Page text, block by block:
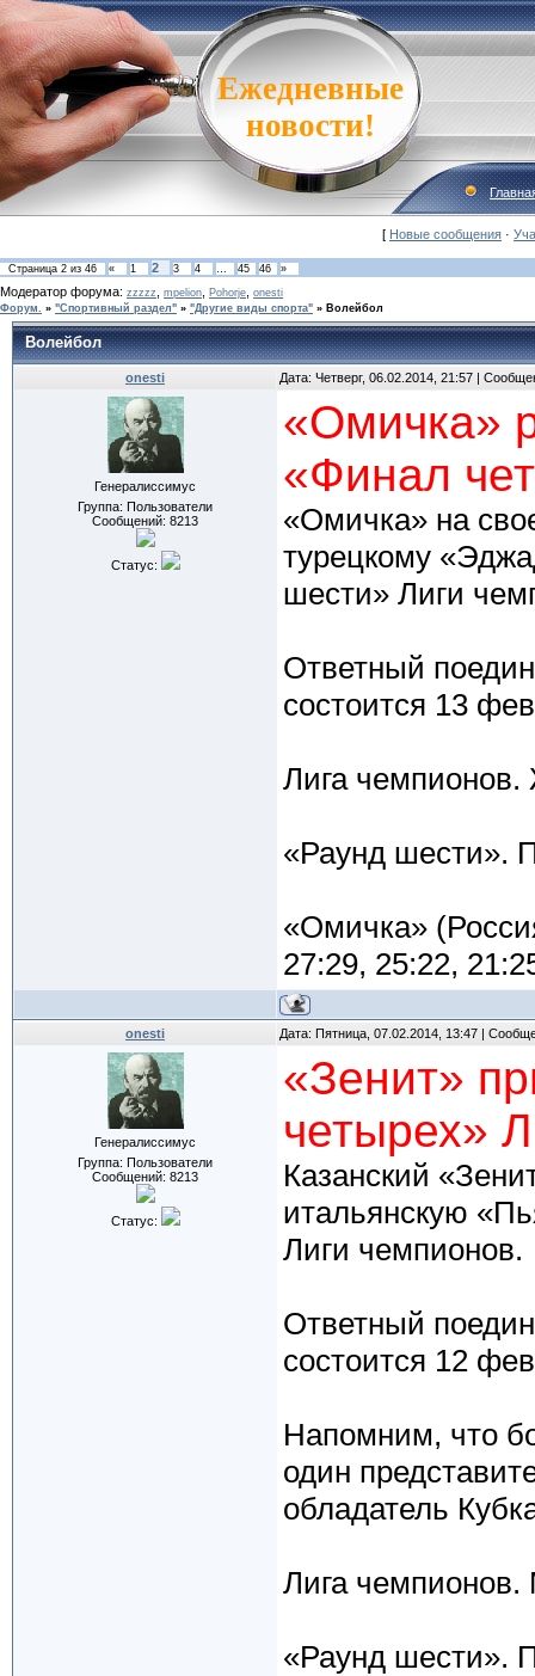
Ежедневные
новости!
[ Новые сообщения ·
Страница 2 из 46 « 1 2 3 4 … 45 46 »
Модератор форума: zzzzz mpelion Pohorje onesti
Форум. » "Спортивный раздел" » "Другие виды спорта" » Волейбол
Волейбол
onesti Дата: Четверг, 06.02.2014, 21:57 |
Генералиссимус
Группа: Пользователи
Сообщений: 8213
Статус:
«Омичка»
«Финал
«Омичка» на
турецкому
шести» Лиги
Ответный
состоится 13
Лига
«Раунд шести».
«Омичка»
27:29, 25:22,
onesti Дата: Пятница, 07.02.2014, 13:47 |
Генералиссимус
Группа: Пользователи
Сообщений: 8213
Статус:
«Зенит»
четырех»
Казанский
итальянскую
Лиги чемпионов.
Ответный
состоится 12
Напомним, что
один
обладатель
Лига
«Раунд шести».